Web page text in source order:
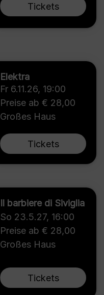
Tickets
Elektra
Fr 6.11.26, 19:00
Preise ab € 28,00
Großes Haus
Tickets
Il barbiere di Siviglia
So 23.5.27, 16:00
Preise ab € 28,00
Großes Haus
Tickets